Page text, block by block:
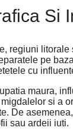
Si
regiuni
pe
cu
maura,
si a
De
sau ardeii iuti.